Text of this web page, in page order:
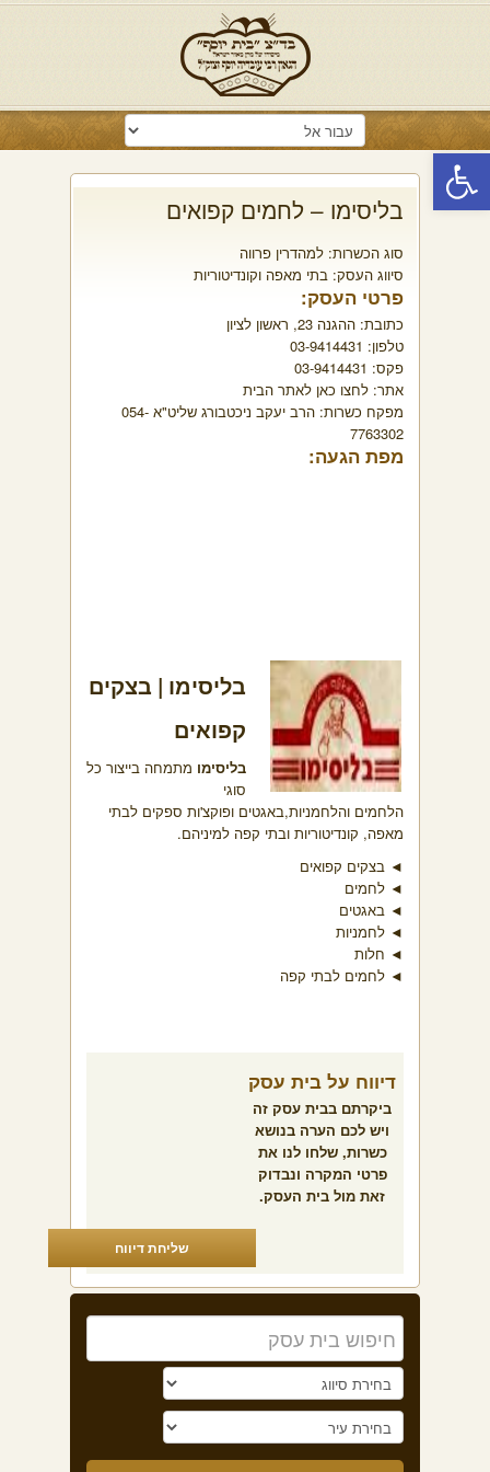
פתח סרגל נגישות
בליסימו – לחמים קפואים
סוג הכשרות: למהדרין פרווה
סיווג העסק: בתי מאפה וקונדיטוריות
פרטי העסק:
כתובת: ההגנה 23, ראשון לציון
טלפון: 03-9414431
פקס: 03-9414431
אתר: לחצו כאן לאתר הבית
מפקח כשרות:
הרב יעקב ניכטבורג שליט"א 054-
7763302
מפת הגעה:
בליסימו | בצקים
קפואים
בליסימו מתמחה בייצור כל
סוגי
הלחמים והלחמניות,באגטים ופוקצ'ות ספקים לבתי
מאפה, קונדיטוריות ובתי קפה למיניהם.
◄ בצקים קפואים
◄ לחמים
◄ באגטים
◄ לחמניות
◄ חלות
◄ לחמים לבתי קפה
דיווח על בית עסק
ביקרתם בבית עסק זה
ויש לכם הערה בנושא
כשרות, שלחו לנו את
פרטי המקרה ונבדוק
זאת מול בית העסק.
שליחת דיווח